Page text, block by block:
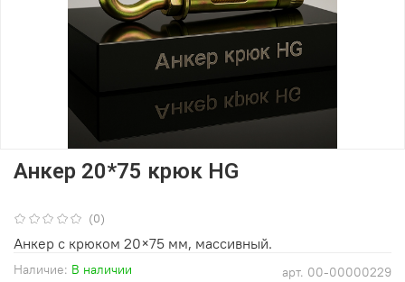
(0)
арт. 00-00000229
Наличие: В наличии
Анкер 20*75 крюк HG
Анкер с крюком 20×75 мм, массивный.